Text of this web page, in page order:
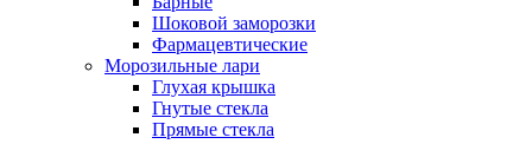
Шоковой заморозки
Фармацевтические
Морозильные лари
Глухая крышка
Гнутые стекла
Прямые стекла